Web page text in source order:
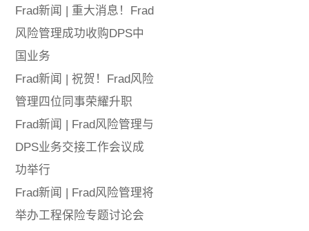
Frad新闻 | 重大消息！Frad
风险管理成功收购DPS中
国业务
Frad新闻 | 祝贺！Frad风险
管理四位同事荣耀升职
Frad新闻 | Frad风险管理与
DPS业务交接工作会议成
功举行
Frad新闻 | Frad风险管理将
举办工程保险专题讨论会